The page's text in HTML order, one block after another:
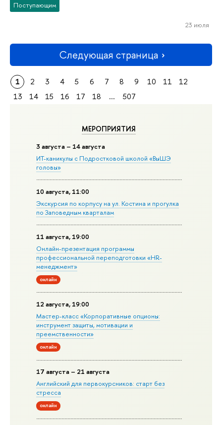
МЕРОПРИЯТИЯ
3 августа – 14 августа
ИТ-каникулы с Подростковой школой «ВыШЭ
головы»
10 августа, 11:00
Экскурсия по корпусу на ул. Костина и прогулка
по Заповедным кварталам
11 августа, 19:00
Онлайн-презентация программы
профессиональной переподготовки «HR-
менеджмент»
онлайн
12 августа, 19:00
Мастер-класс «Корпоративные опционы:
инструмент защиты, мотивации и
преемственности»
онлайн
17 августа – 21 августа
Английский для первокурсников: старт без
стресса
онлайн
Поступающим
23 июля
Следующая страница
1 2 3 4 5 6 7 8 9 10 11
12
13
14 15 16 17 18 ... 507